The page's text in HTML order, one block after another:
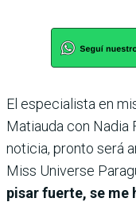
El especialista en
Matiauda con Nadia
noticia, pronto será
Miss Universe
pisar fuerte, se me